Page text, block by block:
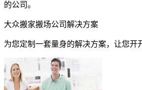
的公司。
大众搬家搬场公司解决方案
为您定制一套量身的解决方案，让您开